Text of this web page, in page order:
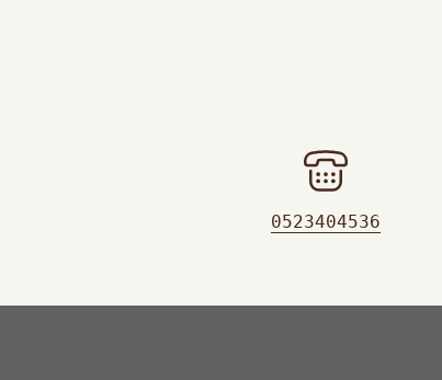
0523404536